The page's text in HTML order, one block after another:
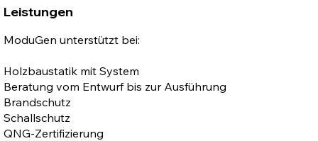
Leistungen
ModuGen unterstützt bei:
Holzbaustatik mit System
Beratung vom Entwurf bis zur Ausführung
Brandschutz
Schallschutz
QNG-Zertifizierung